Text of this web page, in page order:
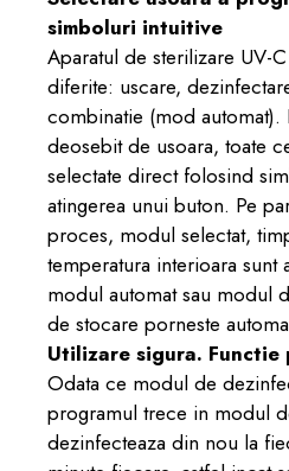
simboluri intuitive
Aparatul de sterilizare UV-
diferite: uscare,
combinatie (mod automat).
deosebit de usoara, toate
selectate direct folosind
atingerea unui buton. Pe
proces, modul selectat,
temperatura interioara sunt
modul automat sau modul
de stocare porneste
Utilizare sigura.
Odata ce modul de
programul trece in modul
dezinfecteaza din nou la